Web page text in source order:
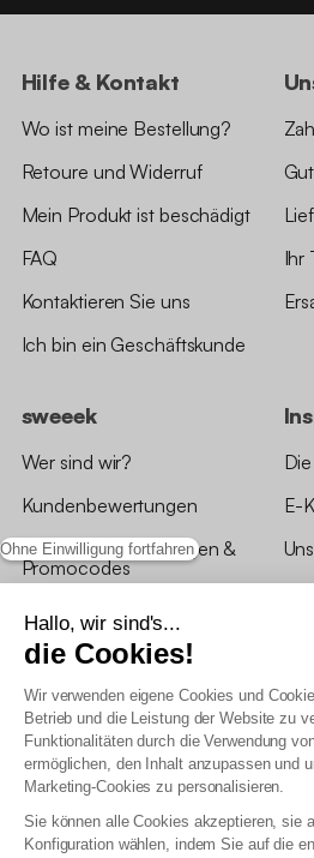
Ohne Einwilligung fortfahren
Hallo, wir sind's...
die Cookies!
Wir verwenden eigene Cookies und
Betrieb und die Leistung der Website zu
Funktionalitäten durch die Verwendung
ermöglichen, den Inhalt anzupassen und
Marketing-Cookies zu personalisieren.
Sie können alle Cookies akzeptieren, sie
Konfiguration wählen, indem Sie auf die
Hilfe & Kontakt
Wo ist meine Bestellung?
Retoure und Widerruf
Mein Produkt ist beschädigt
FAQ
Kontaktieren Sie uns
Ich bin ein Geschäftskunde
Ihr
sweeek
Wer sind wir?
Kundenbewertungen
*Angebotsbedingungen &
Promocodes
Bewertungen von sweeek
Unsere Geschäfte
E-
AGB